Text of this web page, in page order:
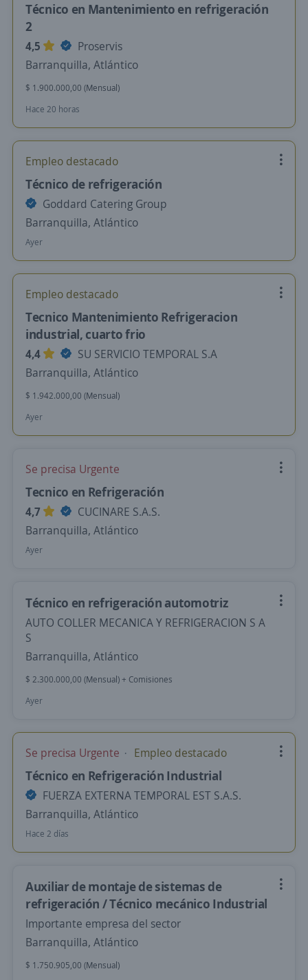
Técnico en Mantenimiento en refrigeración
2
4,5
Proservis
Barranquilla, Atlántico
$ 1.900.000,00 (Mensual)
Hace 20 horas
Empleo destacado
Técnico de refrigeración
Goddard Catering Group
Barranquilla, Atlántico
Ayer
Empleo destacado
Tecnico Mantenimiento Refrigeracion
industrial, cuarto frio
4,4
SU SERVICIO TEMPORAL S.A
Barranquilla, Atlántico
$ 1.942.000,00 (Mensual)
Ayer
Se precisa Urgente
Tecnico en Refrigeración
4,7
CUCINARE S.A.S.
Barranquilla, Atlántico
Ayer
Técnico en refrigeración automotriz
AUTO COLLER MECANICA Y REFRIGERACION S A
S
Barranquilla, Atlántico
$ 2.300.000,00 (Mensual) + Comisiones
Ayer
Se precisa Urgente Empleo destacado
Técnico en Refrigeración Industrial
FUERZA EXTERNA TEMPORAL EST S.A.S.
Barranquilla, Atlántico
Hace 2 días
Auxiliar de montaje de sistemas de
refrigeración / Técnico mecánico Industrial
Importante empresa del sector
Barranquilla, Atlántico
$ 1.750.905,00 (Mensual)